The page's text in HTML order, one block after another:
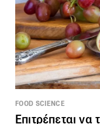
FOOD SCIENCE
Επιτρέπεται